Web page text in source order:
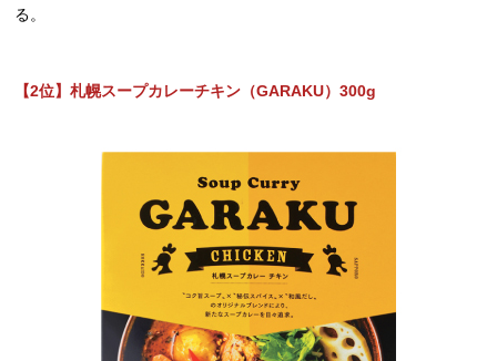
る。
【2位】札幌スープカレーチキン（GARAKU）300g